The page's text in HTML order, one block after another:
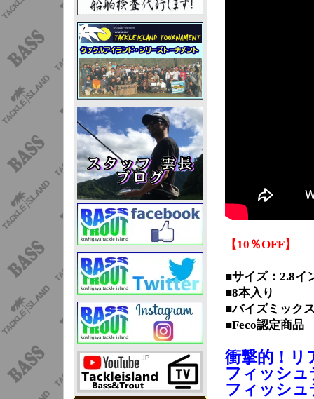
【10％OFF】
■サイズ：2.8イ
■8本入り
■バイズミック
■Feco認定商品
衝撃的！リ
フィッシ
フィッシュ